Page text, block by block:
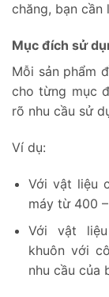
chăng, bạn cần
Mục đích sử
Mỗi sản phẩm
cho từng mục
rõ nhu cầu sử
Ví dụ:
Với vật liệu
máy từ 400
Với vật
khuôn với
nhu cầu của